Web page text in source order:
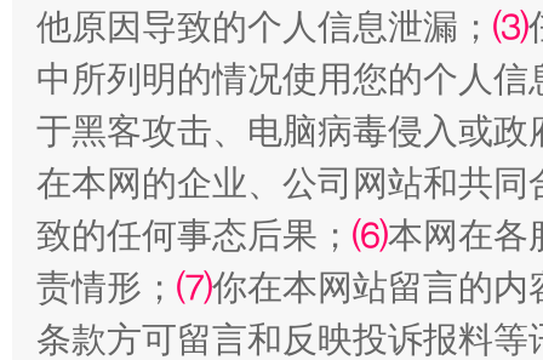
全民健身五年计划来了！等你上场
他原因导致的个人信息泄漏； ⑶
中所列明的情况使用您的个人
于黑客攻击、电脑病毒侵入或
在本网的企业、公司网站和共
致的任何事态后果； ⑹本网在各
责情形； ⑺你在本网站留言的内
条款方可留言和反映投诉报料